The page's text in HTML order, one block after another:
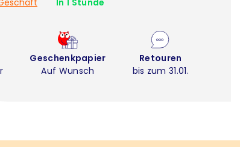
In 1 Stunde
Geschenkpapier
Auf Wunsch
Retouren
bis zum 31.01.